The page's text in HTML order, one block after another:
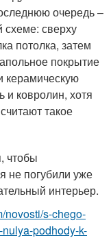
очередь –
схеме: сверху
потолка, затем
покрытие
керамическую
и ковролин, хотя
такое
чтобы
не погубили уже
интерьер.
novosti/s-chego-
podhody-k-